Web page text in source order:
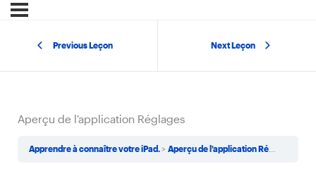
Previous Leçon Next Leçon
Aperçu de l’application Réglages
Apprendre à connaître votre iPad. Aperçu de l’application Réglages